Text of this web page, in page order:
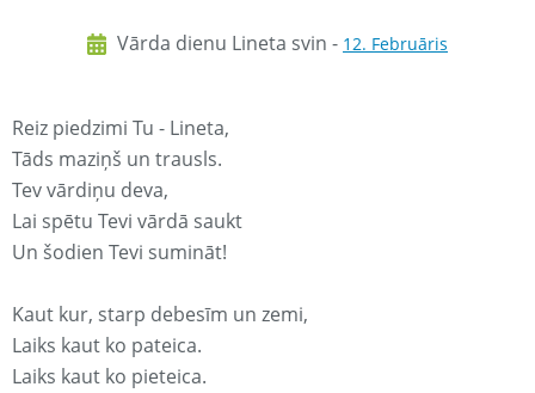
Vārda dienu Lineta svin - 12. Februāris
Reiz piedzimi Tu - Lineta,
Tāds maziņš un trausls.
Tev vārdiņu deva,
Lai spētu Tevi vārdā saukt
Un šodien Tevi sumināt!
Kaut kur, starp debesīm un zemi,
Laiks kaut ko pateica.
Laiks kaut ko pieteica.